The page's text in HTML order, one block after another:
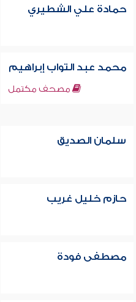
حمادة علي الشطيري
محمد عبد التواب إبراهيم
مصحف مكتمل
سلمان الصديق
حازم خليل غريب
مصطفى فودة